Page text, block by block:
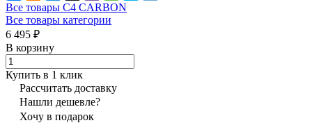
Все товары C4 CARBON
Все товары категории
6 495 ₽
В корзину
Купить в 1 клик
Рассчитать доставку
Нашли дешевле?
Хочу в подарок